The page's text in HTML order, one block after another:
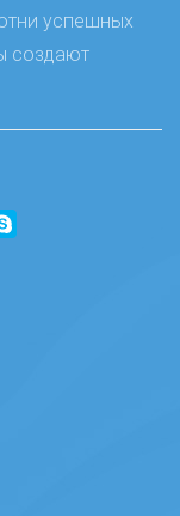
успешных
создают